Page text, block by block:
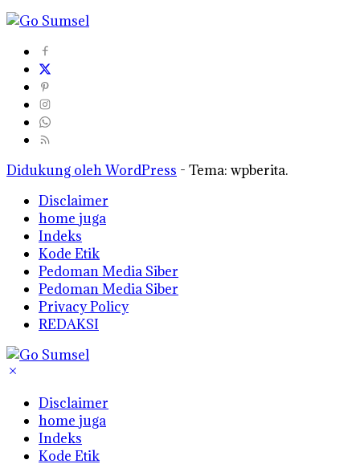
Didukung oleh WordPress - Tema: wpberita.
Disclaimer
home juga
Indeks
Kode Etik
Pedoman Media Siber
Pedoman Media Siber
Privacy Policy
REDAKSI
Disclaimer
home juga
Indeks
Kode Etik